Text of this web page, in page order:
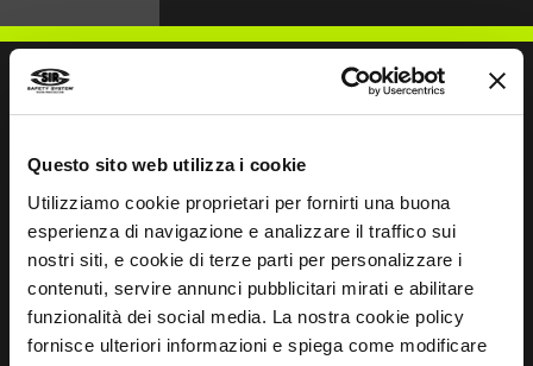
Questo sito web utilizza i cookie
Utilizziamo cookie proprietari per fornirti una buona
esperienza di navigazione e analizzare il traffico sui
nostri siti, e cookie di terze parti per personalizzare i
contenuti, servire annunci pubblicitari mirati e abilitare
funzionalità dei social media. La nostra cookie policy
fornisce ulteriori informazioni e spiega come modificare
SCHREIBEN SIE UNS
Bleiben wir in Kontakt